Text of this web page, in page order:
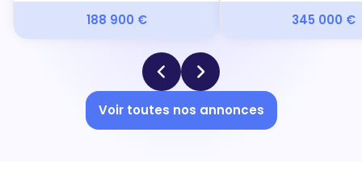
188 900 € 345 000 €
Voir toutes nos annonces